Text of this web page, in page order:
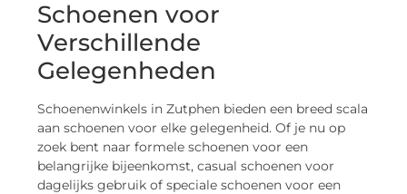
Schoenen voor
Verschillende
Gelegenheden
Schoenenwinkels in Zutphen bieden een breed scala
aan schoenen voor elke gelegenheid. Of je nu op
zoek bent naar formele schoenen voor een
belangrijke bijeenkomst, casual schoenen voor
dagelijks gebruik of speciale schoenen voor een